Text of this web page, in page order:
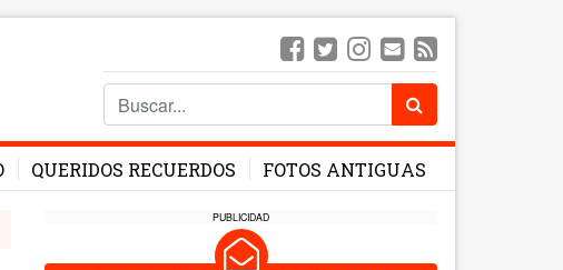
QUERIDOS RECUERDOS FOTOS ANTIGUAS
PUBLICIDAD